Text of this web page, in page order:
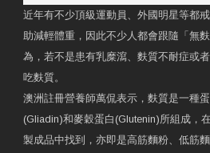
近年有不少頂級運動員、外國明星等都
助減輕體重，因此不少人都會跟隨「無
為，若不是患有乳糜瀉、麩質不耐症或
吃麩質。
澳洲註冊營養師萬侃表示，麩質是一種
(Gliadin)和麥穀蛋白(Glutenin)所組成，
製成品中找到，亦即是高筋麵粉、低筋